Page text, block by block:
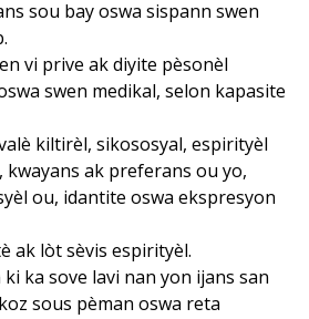
sou bay oswa sispann swen
vi prive ak diyite pèsonèl
swen medikal, selon kapasite
kiltirèl, sikososyal, espirityèl
kwayans ak preferans ou yo,
ou, idantite oswa ekspresyon
ak lòt sèvis espirityèl.
ka sove lavi nan yon ijans san
sous pèman oswa reta